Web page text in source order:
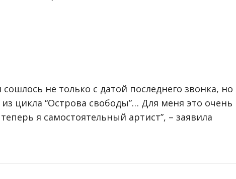
не только с датой последнего звонка, но
цикла “Острова свободы”… Для меня это очень
я самостоятельный артист”, – заявила